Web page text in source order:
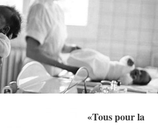
«Tous pour la